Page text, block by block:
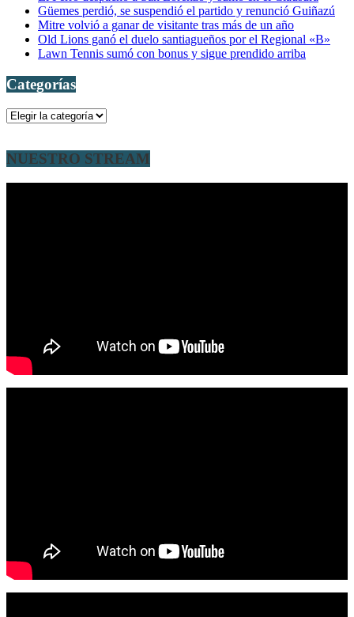
Güemes perdió, se suspendió el partido y renunció Guiñazú
Mitre volvió a ganar de visitante tras más de un año
Old Lions ganó el duelo santiagueños por el Regional «B»
Lawn Tennis sumó con bonus y sigue prendido arriba
Categorías
Categorías
NUESTRO STREAM